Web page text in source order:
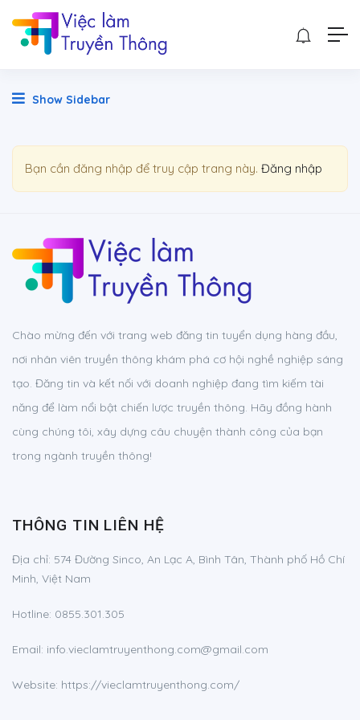
Show Sidebar
Bạn cần đăng nhập để truy cập trang này. Đăng nhập
Chào mừng đến với trang web đăng tin tuyển dụng hàng đầu,
nơi nhân viên truyền thông khám phá cơ hội nghề nghiệp sáng
tạo. Đăng tin và kết nối với doanh nghiệp đang tìm kiếm tài
năng để làm nổi bật chiến lược truyền thông. Hãy đồng hành
cùng chúng tôi, xây dựng câu chuyện thành công của bạn
trong ngành truyền thông!
THÔNG TIN LIÊN HỆ
Địa chỉ: 574 Đường Sinco, An Lạc A, Bình Tân, Thành phố Hồ Chí
Minh, Việt Nam
Hotline: 0855.301.305
Email: info.vieclamtruyenthong.com@gmail.com
Website: https://vieclamtruyenthong.com/